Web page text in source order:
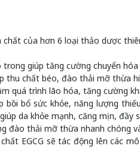
của hơn 6 loại thảo dược
giúp tăng cường chuyển
thu chất béo, đào thải mỡ thừa
quá trình lão hóa, tăng cường
bồi bổ sức khỏe, năng lượng
da khỏe mạnh, căng mịn, đầy
đào thải mỡ thừa nhanh chóng
EGCG sẽ tác động lên các